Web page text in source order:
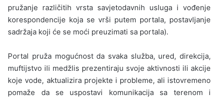
pružanje različitih vrsta savjetodavnih usluga i vođenje
korespondencije koja se vrši putem portala, postavljanje
sadržaja koji će se moći preuzimati sa portala).
Portal pruža mogućnost da svaka služba, ured, direkcija,
muftijstvo ili medžlis prezentiraju svoje aktivnosti ili akcije
koje vode, aktualizira projekte i probleme, ali istovremeno
pomaže da se uspostavi komunikacija sa terenom i